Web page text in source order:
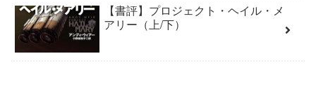
【書評】プロジェクト・ヘイル・メ
アリー（上/下）